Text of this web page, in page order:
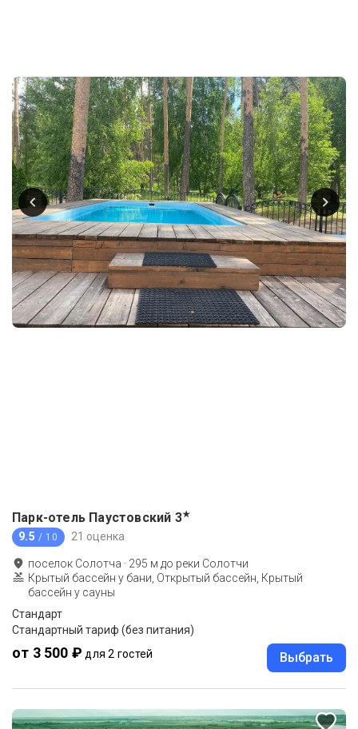
Парк-отель Паустовский 3★
9.5 / 10 21 оценка
поселок Солотча · 295 м до реки Солотчи
Крытый бассейн у бани, Открытый бассейн, Крытый
бассейн у сауны
Стандарт
Стандартный тариф (без питания)
от 3 500 ₽ для 2 гостей Выбрать